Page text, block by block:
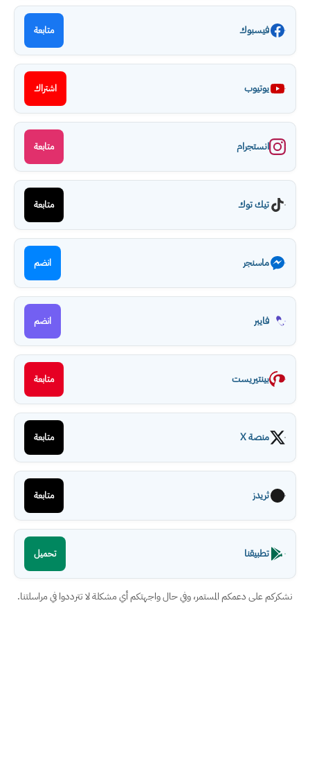
فيسبوك متابعة
يوتيوب اشتراك
انستجرام متابعة
تيك توك متابعة
ماسنجر انضم
فايبر انضم
بينتيريست متابعة
منصة X متابعة
ثريدز متابعة
تطبيقنا تحميل
نشكركم على دعمكم المستمر، وفي حال واجهتكم أي مشكلة لا تترددوا في مراسلتنا.